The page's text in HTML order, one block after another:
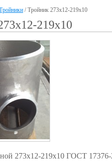
/ Тройник 273х12-219х10
219х10
273х12-219х10 ГОСТ 17376-